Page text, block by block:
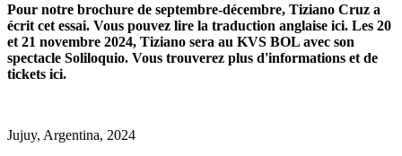
Pour notre brochure de septembre-décembre, Tiziano Cruz a
écrit cet essai. Vous pouvez lire la traduction anglaise ici. Les 20
et 21 novembre 2024, Tiziano sera au KVS BOL avec son
spectacle Soliloquio. Vous trouverez plus d'informations et de
tickets ici.
Jujuy, Argentina, 2024